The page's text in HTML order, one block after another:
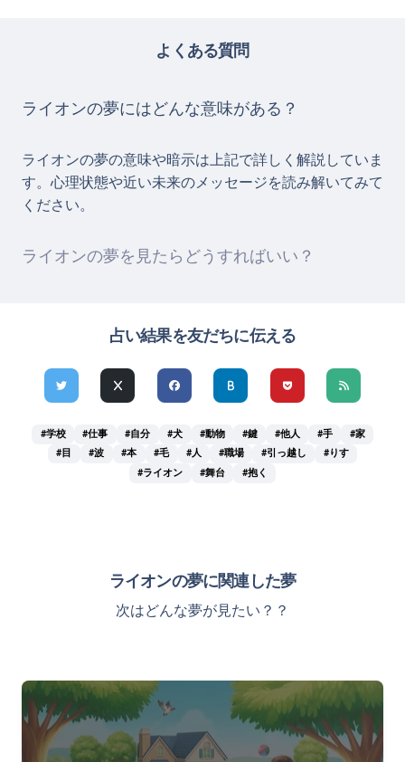
よくある質問
ライオンの夢にはどんな意味がある？
ライオンの夢の意味や暗示は上記で詳しく解説していま
す。心理状態や近い未来のメッセージを読み解いてみて
ください。
ライオンの夢を見たらどうすればいい？
占い結果を友だちに伝える
#学校 #仕事 #自分 #犬 #動物 #鍵 #他人 #手
#家
#目
#波 #本 #毛 #人 #職場 #引っ越し
#りす
#ライオン
#舞台 #抱く
ライオンの夢に関連した夢
次はどんな夢が見たい？？